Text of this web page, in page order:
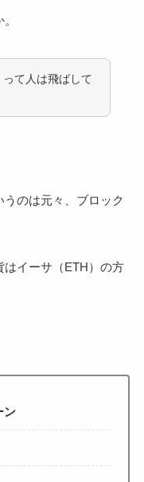
て人は飛ばして
のは元々、ブロック
はイーサ（ETH）の方
ン